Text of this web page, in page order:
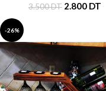
3.500DT 2.800 DT
-26%